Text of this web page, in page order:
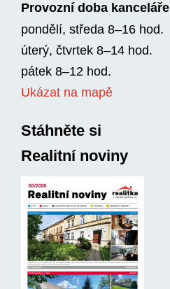
Provozní doba kanceláře
pondělí, středa 8–16 hod.
úterý, čtvrtek 8–14 hod.
pátek 8–12 hod.
Ukázat na mapě
Stáhněte si
Realitní noviny